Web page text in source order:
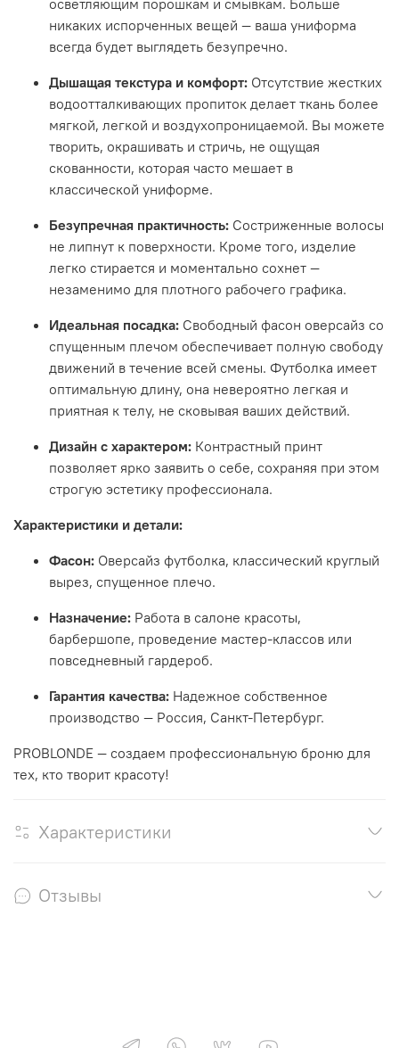
никаких испорченных вещей — ваша униформа
всегда будет выглядеть безупречно.
Дышащая текстура и комфорт: Отсутствие жестких
водоотталкивающих пропиток делает ткань более
мягкой, легкой и воздухопроницаемой. Вы можете
творить, окрашивать и стричь, не ощущая
скованности, которая часто мешает в
классической униформе.
Безупречная практичность: Состриженные волосы
не липнут к поверхности. Кроме того, изделие
легко стирается и моментально сохнет —
незаменимо для плотного рабочего графика.
Идеальная посадка: Свободный фасон оверсайз со
спущенным плечом обеспечивает полную свободу
движений в течение всей смены. Футболка имеет
оптимальную длину, она невероятно легкая и
приятная к телу, не сковывая ваших действий.
Дизайн с характером: Контрастный принт
позволяет ярко заявить о себе, сохраняя при этом
строгую эстетику профессионала.
Характеристики и детали:
Фасон: Оверсайз футболка, классический круглый
вырез, спущенное плечо.
Назначение: Работа в салоне красоты,
барбершопе, проведение мастер-классов или
повседневный гардероб.
Гарантия качества: Надежное собственное
производство — Россия, Санкт-Петербург.
PROBLONDE — создаем профессиональную броню для
тех, кто творит красоту!
Характеристики
Отзывы